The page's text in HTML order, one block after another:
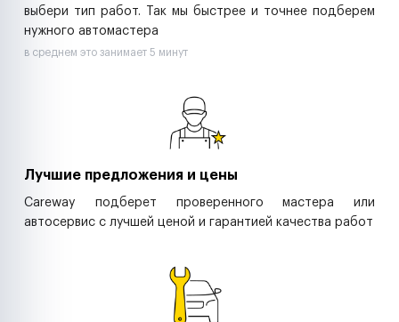
выбери тип работ. Так мы быстрее и точнее подберем
нужного автомастера
в среднем это занимает 5 минут
Лучшие предложения и цены
Careway подберет проверенного мастера или
автосервис с лучшей ценой и гарантией качества работ